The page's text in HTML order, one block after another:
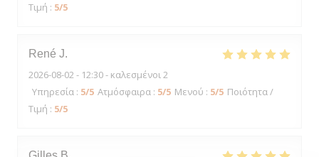
Τιμή : 5/5
René J
2026-08-02 - 12:30 - καλεσμένοι 2
Υπηρεσία : 5/5 Ατμόσφαιρα : 5/5 Μενού : 5/5 Ποιότητα /
Τιμή : 5/5